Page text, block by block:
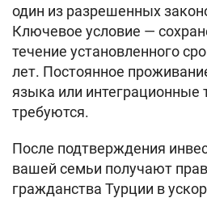
один из разрешенных
Ключевое условие —
течение установленного
лет. Постоянное
языка или интеграционные
требуются.
После подтверждения
вашей семьи получают
гражданства Турции в